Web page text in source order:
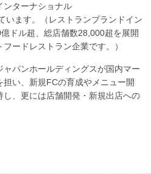
ンターナショナル
います。（レストランブランドイン
ドル超、総店舗数28,000超を展開
ードレストラン企業です。）
パンホールディングスが国内マー
い、新規FCの育成やメニュー開
、更には店舗開発・新規出店への